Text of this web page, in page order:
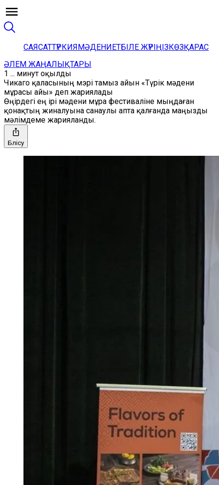
САЯСАТТҮРКИЯМӘДЕНИЕТБІЛЕ ЖҮРІҢІЗКӨЗҚАРАС
ӘЛЕМ ЖАҢАЛЫҚТАРЫ
1 ... минут оқылды
Чикаго қаласының мэрі тамыз айын «Түрік мәдени
мұрасы айы» деп жариялады
Өңірдегі ең ірі мәдени мұра фестиваліне мыңдаған
қонақтың жиналуына санаулы апта қалғанда маңызды
мәлімдеме жарияланды.
Бөлісу